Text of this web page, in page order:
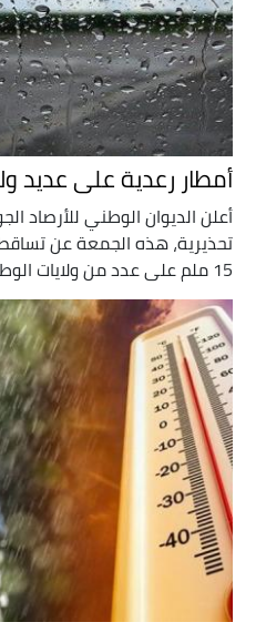
أمطار رعدية على عديد
أعلن الديوان الوطني للأرصاد
تحذيرية، هذه الجمعة عن
15 ملم على عدد من ولايات الوطن ، حسب ما أفاد به ...